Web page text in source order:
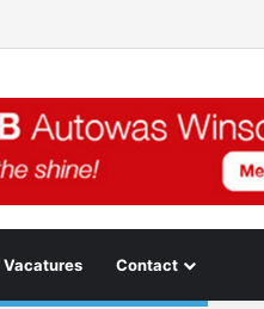
Vacatures Contact